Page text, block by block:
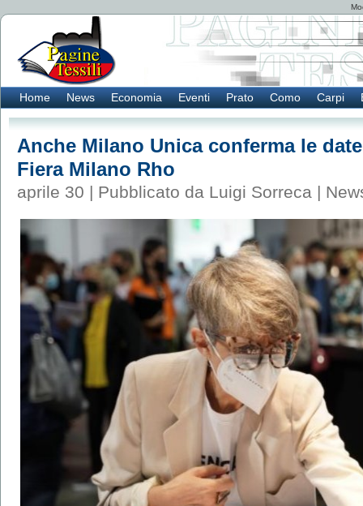
Home News Economia Eventi Prato Como Carpi
Anche Milano Unica conferma le
Fiera Milano Rho
aprile 30 | Pubblicato da Luigi Sorreca |